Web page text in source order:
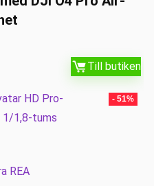
Till butiken
- 51%
REA